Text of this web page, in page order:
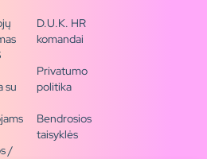
su
/
D.U.K. HR
komandai
Privatumo
politika
Bendrosios
taisyklės